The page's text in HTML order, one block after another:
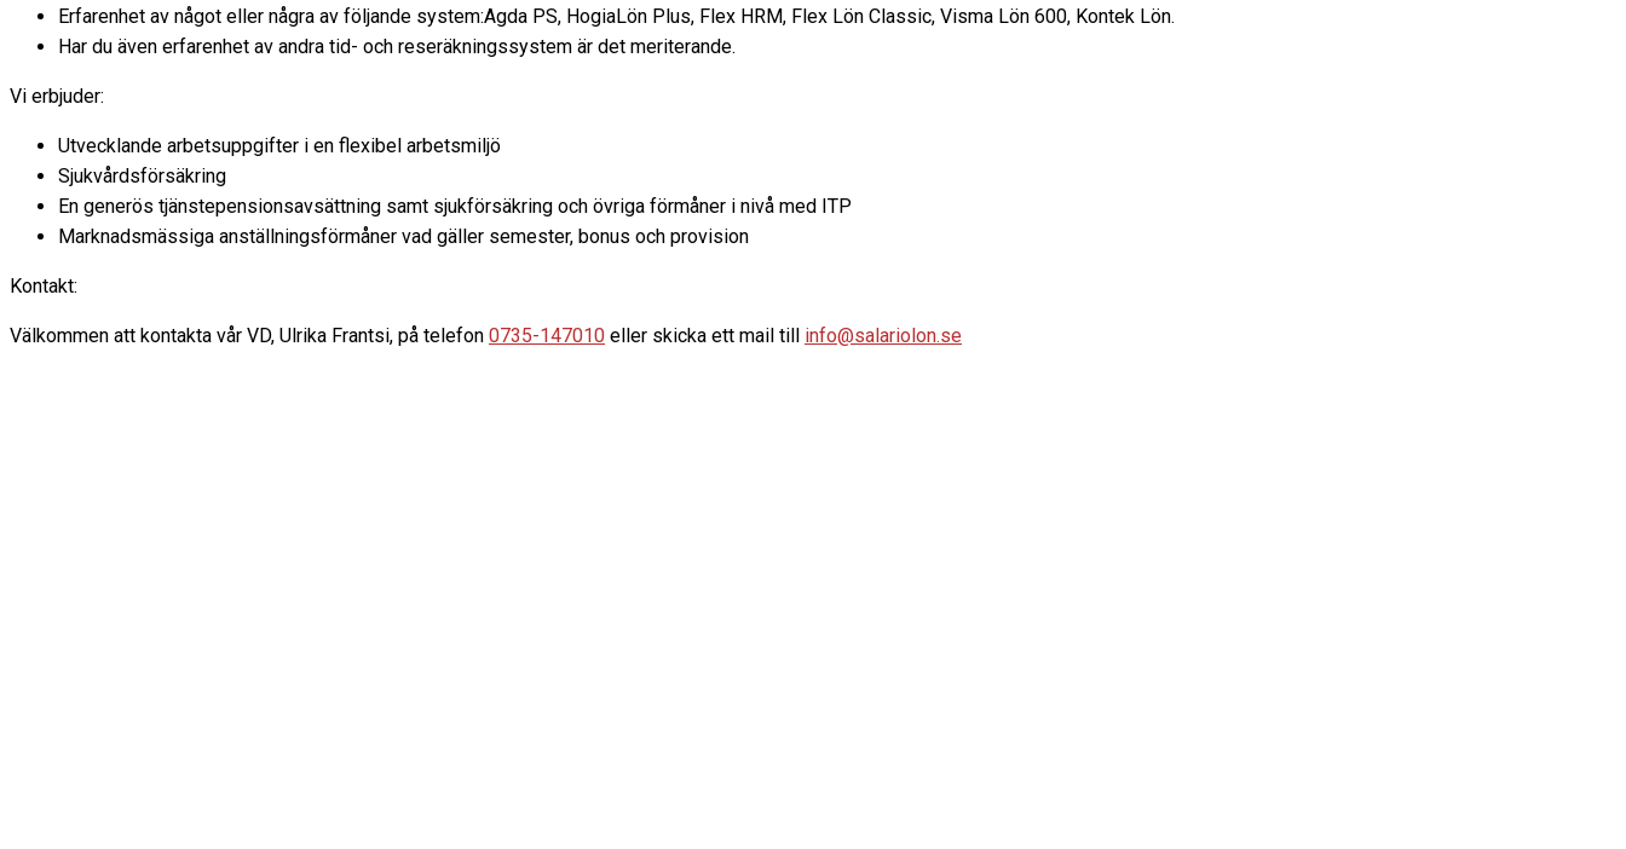
Erfarenhet av något eller några av följande system:Agda PS, HogiaLön Plus, Flex HRM, Flex Lön Classic, Visma Lön 600, Kontek Lön.
Har du även erfarenhet av andra tid- och reseräkningssystem är det meriterande.
Vi erbjuder:
Utvecklande arbetsuppgifter i en flexibel arbetsmiljö
Sjukvårdsförsäkring
En generös tjänstepensionsavsättning samt sjukförsäkring och övriga förmåner i nivå med ITP
Marknadsmässiga anställningsförmåner vad gäller semester, bonus och provision
Kontakt:
Välkommen att kontakta vår VD, Ulrika Frantsi, på telefon 0735-147010 eller skicka ett mail till info@salariolon.se